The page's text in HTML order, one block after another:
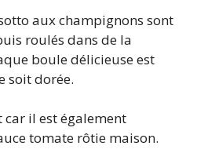
aux champignons sont
roulés dans de la
boule délicieuse est
soit dorée.
car il est également
tomate rôtie maison.